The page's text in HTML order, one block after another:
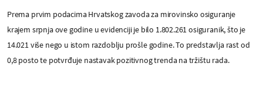
Prema prvim podacima Hrvatskog zavoda za mirovinsko osiguranje
krajem srpnja ove godine u evidenciji je bilo 1.802.261 osiguranik, što je
14.021 više nego u istom razdoblju prošle godine. To predstavlja rast od
0,8 posto te potvrđuje nastavak pozitivnog trenda na tržištu rada.